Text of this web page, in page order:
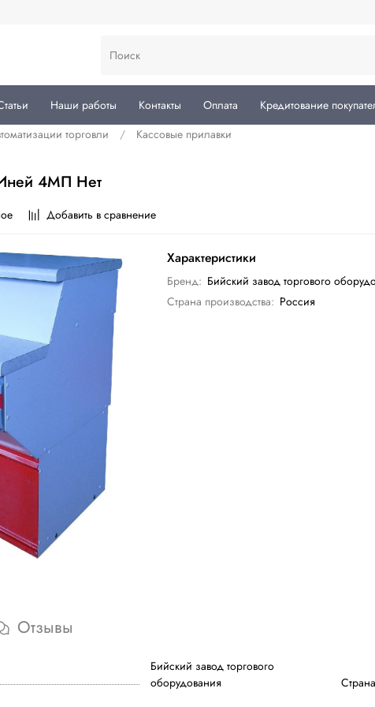
Наши работы Контакты Оплата Кредитование
торговли Кассовые прилавки
4МП Нет
Добавить в сравнение
Характеристики
Бренд: Бийский завод торгового
Страна производства: Россия
Отзывы
Бийский завод торгового
оборудования